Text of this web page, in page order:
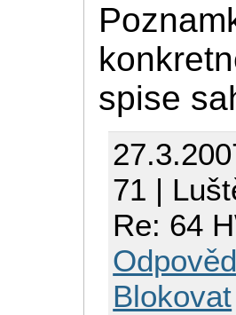
spise
71 |
Re: 64
Blokovat